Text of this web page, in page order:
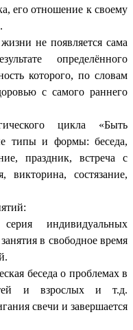
его отношение к своему
не появляется сама
определённого
которого, по словам
с самого раннего
цикла «Быть
типы и формы: беседа,
праздник, встреча с
викторина, состязание,
индивидуальных
в свободное время
беседа о проблемах в
и взрослых и т.д.
свечи и завершается